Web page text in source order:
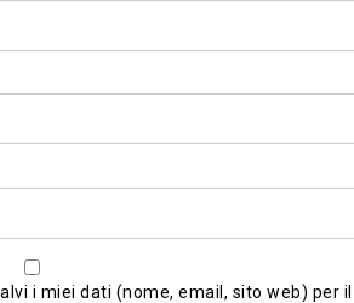
i miei dati (nome, email, sito web) per il